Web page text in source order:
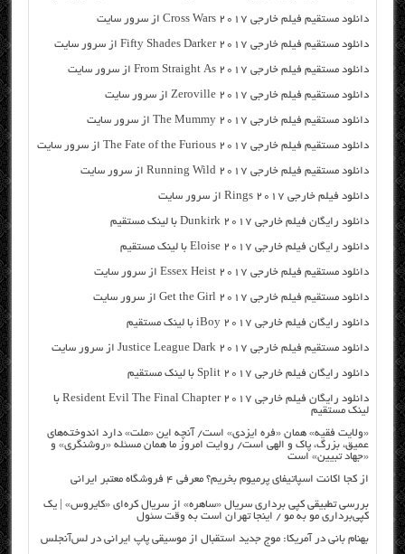
دانلود مستقیم فیلم خارجی Cross Wars 2017 از سرور سایت
دانلود مستقیم فیلم خارجی Fifty Shades Darker 2017 از سرور سایت
دانلود مستقیم فیلم خارجی From Straight As 2017 از سرور سایت
دانلود مستقیم فیلم خارجی Zeroville 2017 از سرور سایت
دانلود مستقیم فیلم خارجی The Mummy 2017 از سرور سایت
دانلود مستقیم فیلم خارجی The Fate of the Furious 2017 از سرور سایت
دانلود مستقیم فیلم خارجی Running Wild 2017 از سرور سایت
دانلود فیلم خارجی Rings 2017 از سرور سایت
دانلود رایگان فیلم خارجی Dunkirk 2017 با لینک مستقیم
دانلود رایگان فیلم خارجی Eloise 2017 با لینک مستقیم
دانلود مستقیم فیلم خارجی Essex Heist 2017 از سرور سایت
دانلود مستقیم فیلم خارجی Get the Girl 2017 از سرور سایت
دانلود رایگان فیلم خارجی iBoy 2017 با لینک مستقیم
دانلود مستقیم فیلم خارجی Justice League Dark 2017 از سرور سایت
دانلود رایگان فیلم خارجی Split 2017 با لینک مستقیم
دانلود رایگان فیلم خارجی Resident Evil The Final Chapter 2017 با
لینک مستقیم
«ولایت فقیه» همان «فره ایزدی» است/ آنچه این «ملت» دارد اندوخته‌های
عمیق، بزرگ، پاک و الهی است/ روایت امروز ما همان مسئله «روشنگری» و
«جهاد تبیین» است
از کجا اکانت اسپاتیفای پرمیوم بخریم؟ معرفی ۴ فروشگاه معتبر ایرانی
بررسی تطبیقی کپی برداری سریال «ساهره» از سریال کره‌ای «کایروس» | یک
کپی‌برداری مو به مو / اینجا تهران است به وقت سئول
بهنام بانی در آمریکا: موج جدید استقبال از موسیقی پاپ ایرانی در لس‌آنجلس